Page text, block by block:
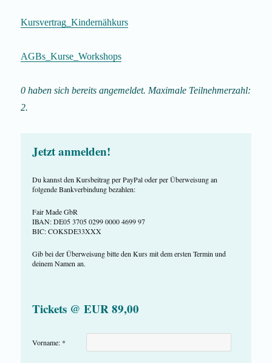
Kursvertrag_Kindernähkurs
AGBs_Kurse_Workshops
0 haben sich bereits angemeldet. Maximale Teilnehmerzahl:
2.
Jetzt anmelden!
Du kannst den Kursbeitrag per PayPal oder per Überweisung an
folgende Bankverbindung bezahlen:
Fair Made GbR
IBAN: DE05 3705 0299 0000 4699 97
BIC: COKSDE33XXX
Gib bei der Überweisung bitte den Kurs mit dem ersten Termin und
deinem Namen an.
Tickets @ EUR 89,00
Vorname: *